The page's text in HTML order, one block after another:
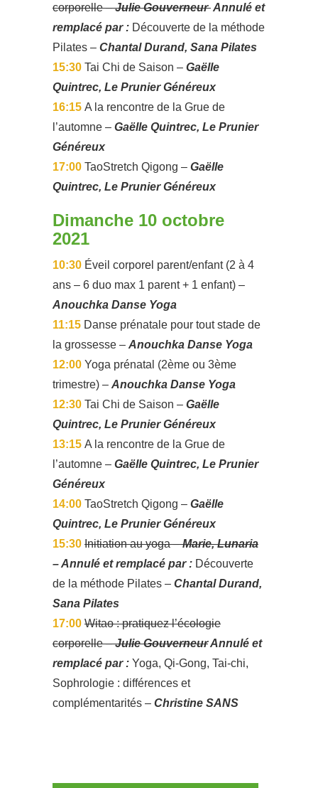
corporelle –Julie GouverneurAnnulé et
remplacé par : Découverte de la méthode
Pilates – Chantal Durand, Sana Pilates
15:30 Tai Chi de Saison – Gaëlle
Quintrec, Le Prunier Généreux
16:15 A la rencontre de la Grue de
l’automne – Gaëlle Quintrec, Le Prunier
Généreux
17:00 TaoStretch Qigong – Gaëlle
Quintrec, Le Prunier Généreux
Dimanche 10 octobre
2021
10:30 Éveil corporel parent/enfant (2 à 4
ans – 6 duo max 1 parent + 1 enfant) –
Anouchka Danse Yoga
11:15 Danse prénatale pour tout stade de
la grossesse – Anouchka Danse Yoga
12:00 Yoga prénatal (2ème ou 3ème
trimestre) – Anouchka Danse Yoga
12:30 Tai Chi de Saison – Gaëlle
Quintrec, Le Prunier Généreux
13:15 A la rencontre de la Grue de
l’automne – Gaëlle Quintrec, Le Prunier
Généreux
14:00 TaoStretch Qigong – Gaëlle
Quintrec, Le Prunier Généreux
15:30 Initiation au yoga –Marie, Lunaria
– Annulé et remplacé par : Découverte
de la méthode Pilates – Chantal Durand,
Sana Pilates
17:00 Witao : pratiquez l’écologie
corporelle –Julie GouverneurAnnulé et
remplacé par : Yoga, Qi-Gong, Tai-chi,
Sophrologie : différences et
complémentarités – Christine SANS